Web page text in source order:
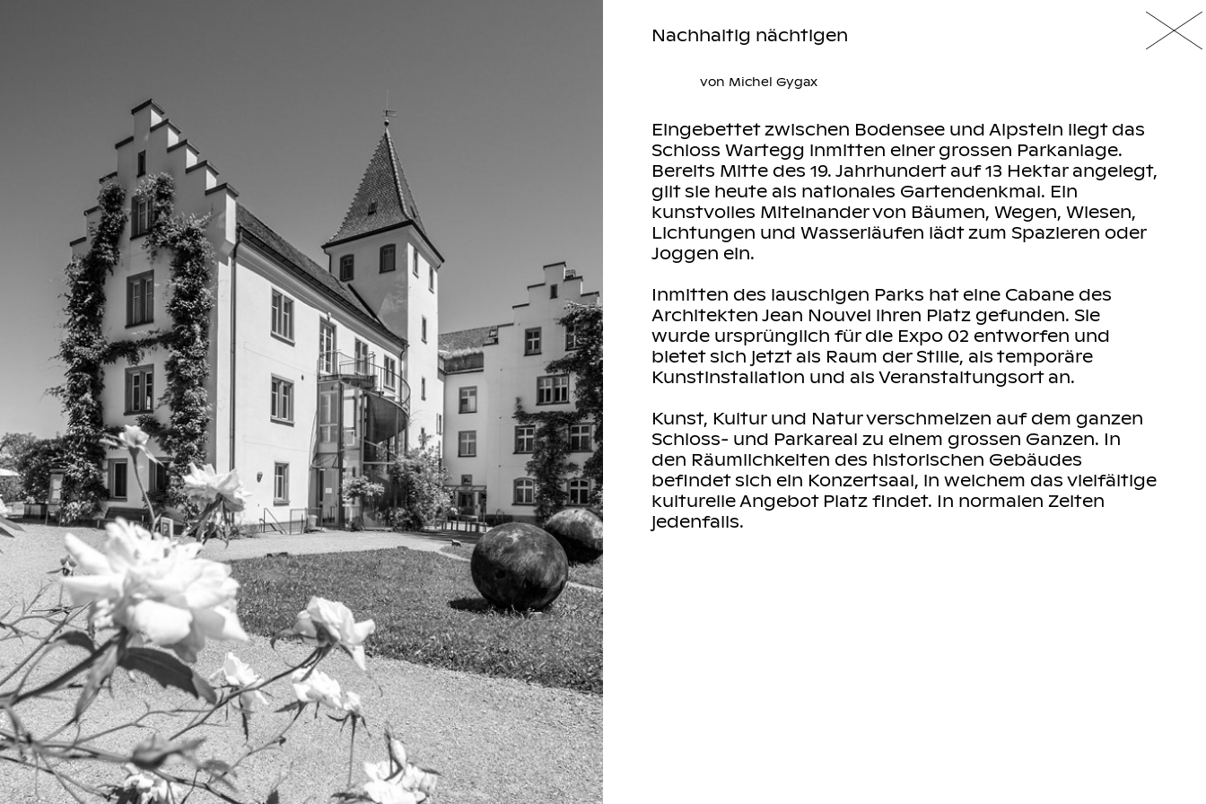
Nachhaltig nächtigen
von Michel Gygax
Eingebettet zwischen Bodensee und Alpstein liegt das
Schloss Wartegg inmitten einer grossen Parkanlage.
Bereits Mitte des 19. Jahrhundert auf 13 Hektar angelegt,
gilt sie heute als nationales Gartendenkmal. Ein
kunstvolles Miteinander von Bäumen, Wegen, Wiesen,
Lichtungen und Wasserläufen lädt zum Spazieren oder
Joggen ein.
Inmitten des lauschigen Parks hat eine Cabane des
Architekten Jean Nouvel ihren Platz gefunden. Sie
wurde ursprünglich für die Expo 02 entworfen und
bietet sich jetzt als Raum der Stille, als temporäre
Kunstinstallation und als Veranstaltungsort an.
Kunst, Kultur und Natur verschmelzen auf dem ganzen
Schloss- und Parkareal zu einem grossen Ganzen. In
den Räumlichkeiten des historischen Gebäudes
befindet sich ein Konzertsaal, in welchem das vielfältige
kulturelle Angebot Platz findet. In normalen Zeiten
jedenfalls.